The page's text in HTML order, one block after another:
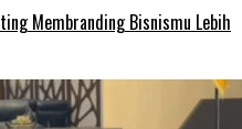
Membranding Bisnismu Lebih